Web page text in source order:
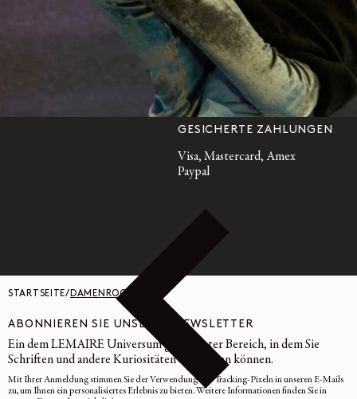
customerservice@lemaire.fr
Montag bis Freitag, 10 bis 19 Uhr
GMT
Frankreich: +33 1 72 95 21 21
International: +33 9 74 75 58 58
GESICHERTE ZAHLUNGEN
Visa, Mastercard, Amex
Paypal
STARTSEITE/ DAMENRÖCKE
ABONNIEREN SIE UNSEREN NEWSLETTER
Ein dem LEMAIRE Universum gewidmeter Bereich, in dem Sie
Schriften und andere Kuriositäten entdecken können.
Mit Ihrer Anmeldung stimmen Sie der Verwendung von Tracking-Pixeln in unseren E-Mails
zu, um Ihnen ein personalisiertes Erlebnis zu bieten. Weitere Informationen finden Sie in